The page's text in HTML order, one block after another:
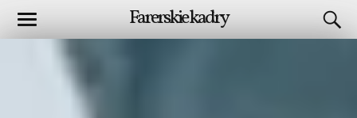
Farerskie kadry